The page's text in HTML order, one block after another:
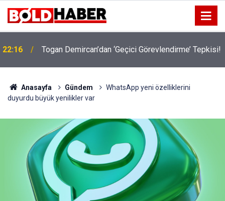
19:32 Sıcak Havalarda Ödem Şikayetini Hafife Almayın!
Anasayfa Gündem
WhatsApp yeni özelliklerini
duyurdu büyük yenilikler var